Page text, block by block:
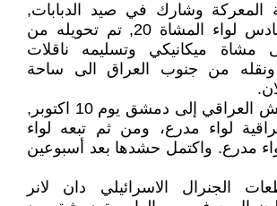
المعركة وشارك في صيد الدبابات,
اللواء المدرع السادس لواء المشاة 20, تم تحويله من
ميكانيكي وتسليمه ناقلات
من جنوب العراق الى ساحة
وصلت طلائع الجيش العراقي إلى دمشق يوم 10 اكتوبر,
لواء مدرع، ومن ثم تبعه لواء
مدرع. واكتمل حشدها بعد أسبوعين
الجنرال الاسرائيلي دان لانر